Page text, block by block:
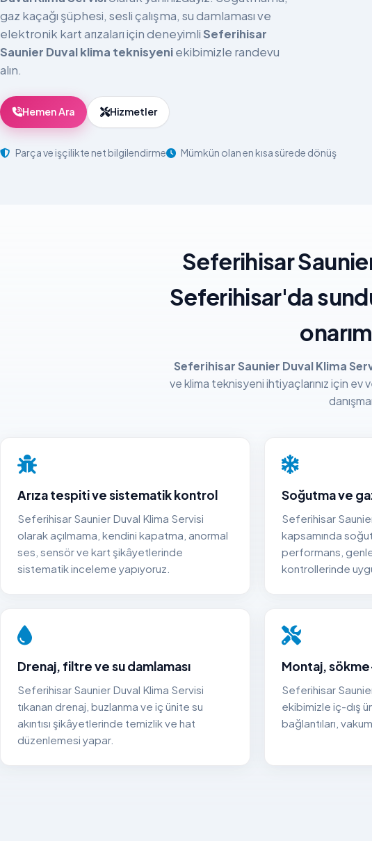
gaz kaçağı şüphesi, sesli çalışma, su damlaması ve
elektronik kart arızaları için deneyimli Seferihisar
Saunier Duval klima teknisyeniekibimizle randevu
alın.
Hemen Ara Hizmetler
Parça ve işçilikte net bilgilendirme Mümkün olan en kısa sürede dönüş
Seferihisar
Seferihisar'da
Seferihisar Saunier Duval Klima
ve klima teknisyeni ihtiyaçlarınız için ev
Arıza tespiti ve sistematik kontrol
Seferihisar Saunier Duval Klima Servisi
olarak açılmama, kendini kapatma, anormal
ses, sensör ve kart şikâyetlerinde
sistematik inceleme yapıyoruz.
Soğutma ve
Seferihisar
kapsamında
performans,
kontrollerinde
Drenaj, filtre ve su damlaması
Seferihisar Saunier Duval Klima Servisi
tıkanan drenaj, buzlanma ve iç ünite su
akıntısı şikâyetlerinde temizlik ve hat
düzenlemesi yapar.
Montaj,
Seferihisar
ekibimizle iç-dış
bağlantıları,